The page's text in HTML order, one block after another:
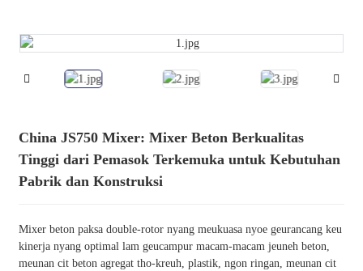
China JS750 Mixer: Mixer Beton Berkualitas
Tinggi dari Pemasok Terkemuka untuk Kebutuhan
Pabrik dan Konstruksi
Mixer beton paksa double-rotor nyang meukuasa nyoe geurancang keu
kinerja nyang optimal lam geucampur macam-macam jeuneh beton,
meunan cit beton agregat tho-kreuh, plastik, ngon ringan, meunan cit